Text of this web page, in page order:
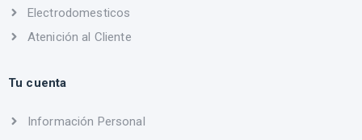
Electrodomesticos
Atenición al Cliente
Tu cuenta
Información Personal